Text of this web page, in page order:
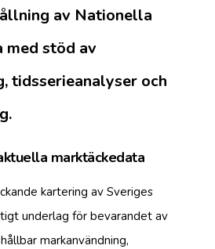
av Nationella
med stöd av
tidsserieanalyser och
marktäckedata
kartering av Sveriges
underlag för bevarandet av
markanvändning,